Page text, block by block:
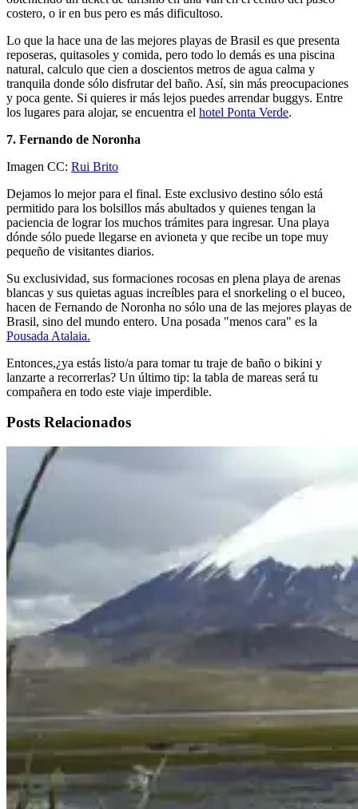
costero, o ir en bus pero es más dificultoso.
Lo que la hace una de las mejores playas de Brasil es que presenta
reposeras, quitasoles y comida, pero todo lo demás es una piscina
natural, calculo que cien a doscientos metros de agua calma y
tranquila donde sólo disfrutar del baño. Así, sin más preocupaciones
y poca gente. Si quieres ir más lejos puedes arrendar buggys. Entre
los lugares para alojar, se encuentra el hotel Ponta Verde.
7. Fernando de Noronha
Imagen CC: Rui Brito
Dejamos lo mejor para el final. Este exclusivo destino sólo está
permitido para los bolsillos más abultados y quienes tengan la
paciencia de lograr los muchos trámites para ingresar. Una playa
dónde sólo puede llegarse en avioneta y que recibe un tope muy
pequeño de visitantes diarios.
Su exclusividad, sus formaciones rocosas en plena playa de arenas
blancas y sus quietas aguas increíbles para el snorkeling o el buceo,
hacen de Fernando de Noronha no sólo una de las mejores playas de
Brasil, sino del mundo entero. Una posada "menos cara" es la
Pousada Atalaia.
Entonces,¿ya estás listo/a para tomar tu traje de baño o bikini y
lanzarte a recorrerlas? Un último tip: la tabla de mareas será tu
compañera en todo este viaje imperdible.
Posts Relacionados